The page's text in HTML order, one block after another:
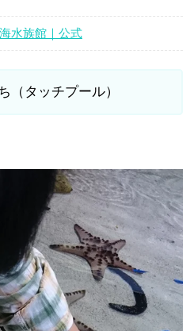
水族館｜公式
（タッチプール）